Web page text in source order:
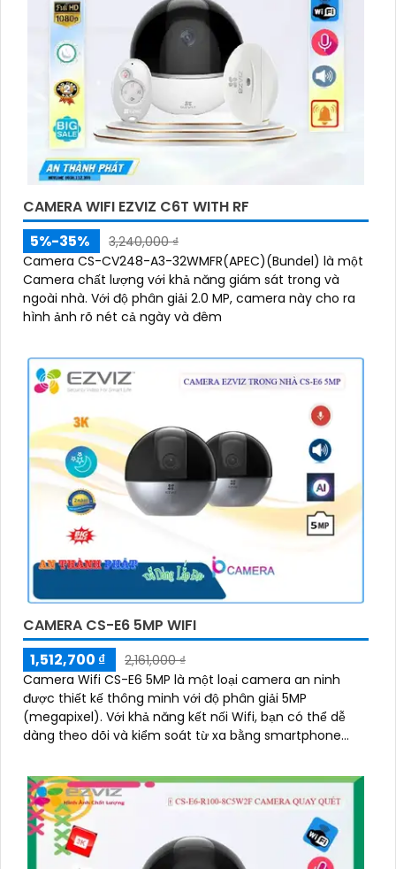
CAMERA WIFI EZVIZ C6T WITH RF
5%-35%
3,240,000 ₫
Camera CS-CV248-A3-32WMFR(APEC)(Bundel) là một
Camera chất lượng với khả năng giám sát trong và
ngoài nhà. Với độ phân giải 2.0 MP, camera này cho ra
hình ảnh rõ nét cả ngày và đêm
CAMERA CS-E6 5MP WIFI
1,512,700 ₫
2,161,000 ₫
Camera Wifi CS-E6 5MP là một loại camera an ninh
được thiết kế thông minh với độ phân giải 5MP
(megapixel). Với khả năng kết nối Wifi, bạn có thể dễ
dàng theo dõi và kiểm soát từ xa bằng smartphone